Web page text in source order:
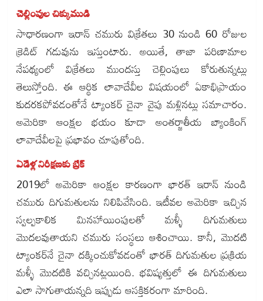
చెల్లింపుల చిక్కుముడి
సాధారణంగా ఇరాన్ చమురు విక్రేతలు 30 నుండి 60 రోజుల
క్రెడిట్ గడువును ఇస్తుంటారు. అయితే, తాజా పరిణామాల
నేపథ్యంలో విక్రేతలు ముందస్తు చెల్లింపులు కోరుతున్నట్లు
తెలుస్తోంది. ఈ ఆర్థిక లావాదేవీల విషయంలో ఏకాభిప్రాయం
కుదరకపోవడంతోనే ట్యాంకర్ చైనా వైపు మళ్లినట్లు సమాచారం.
అమెరికా ఆంక్షల భయం కూడా అంతర్జాతీయ బ్యాంకింగ్
లావాదేవీలపై ప్రభావం చూపుతోంది.
ఏడేళ్ల నిరీక్షణకు బ్రేక్
2019లో అమెరికా ఆంక్షల కారణంగా భారత్ ఇరాన్ నుండి
చమురు దిగుమతులను నిలిపివేసింది. ఇటీవల అమెరికా ఇచ్చిన
స్వల్పకాలిక మినహాయింపులతో మళ్ళీ దిగుమతులు
మొదలవుతాయని చమురు సంస్థలు ఆశించాయి. కానీ, మొదటి
ట్యాంకర్‌నే చైనా దక్కించుకోవడంతో భారత్ దిగుమతుల ప్రక్రియ
మళ్ళీ మొదటికి వచ్చినట్లయింది. భవిష్యత్తులో ఈ దిగుమతులు
ఎలా సాగుతాయన్నది ఇప్పుడు ఆసక్తికరంగా మారింది.